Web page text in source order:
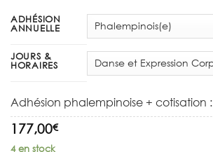
183,00€
ADHÉSION
ANNUELLE
JOURS &
HORAIRES
Adhésion phalempinoise + cotisation :
177,00€
4 en stock